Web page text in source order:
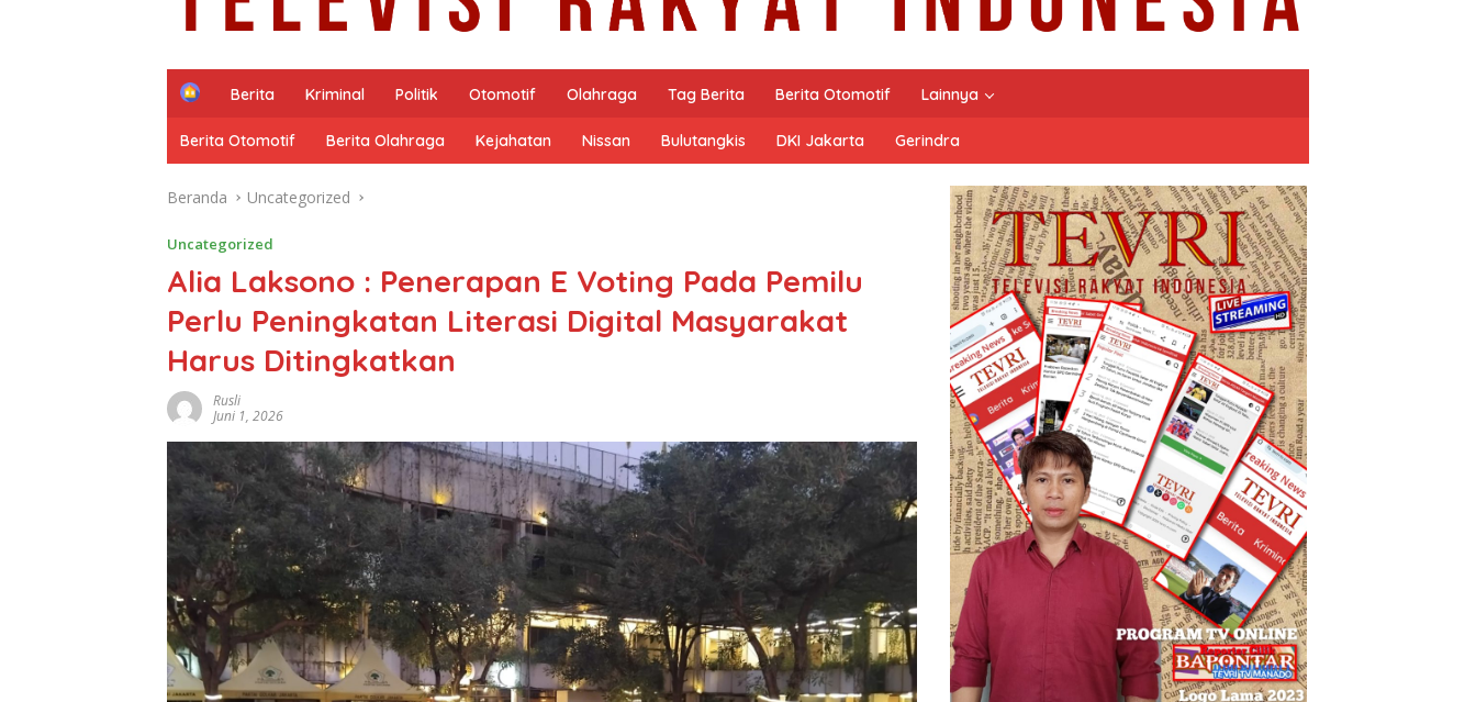
H
m
e
Berita Kriminal Politik Otomotif Olahraga Tag Berita Berita Otomotif Lainnya
Berita Otomotif Berita Olahraga Kejahatan Nissan Bulutangkis DKI Jakarta Gerindra
Beranda Uncategorized
Uncategorized
Alia Laksono : Penerapan E Voting Pada Pemilu
Perlu Peningkatan Literasi Digital Masyarakat
Harus Ditingkatkan
Rusli
Juni 1, 2026